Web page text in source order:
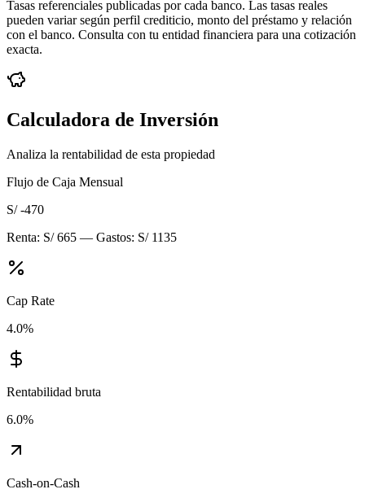
Tasas referenciales publicadas por cada banco. Las tasas reales
pueden variar según perfil crediticio, monto del préstamo y relación
con el banco. Consulta con tu entidad financiera para una cotización
exacta.
Calculadora de Inversión
Analiza la rentabilidad de esta propiedad
Flujo de Caja Mensual
S/ -470
Renta: S/ 665 — Gastos: S/ 1135
Cap Rate
4.0%
Rentabilidad bruta
6.0%
Cash-on-Cash